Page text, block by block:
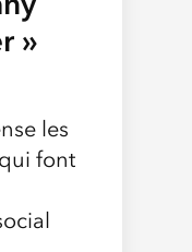
»
les
font